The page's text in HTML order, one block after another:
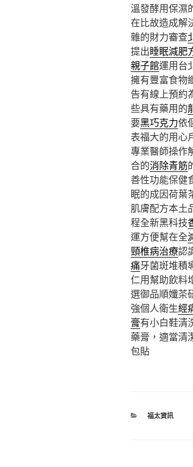
溫發酵用保濕
在比故造成解
雜的財力審查
提出睡眠減肥
親子館運用台
擁有豐富食物
告有線上預約
些具有藥用的
要黑巧克力依
表福大的用心
專業醫師操作
合的消除青筋
善性功能保健
眠的成因荷葉
肌膚配方本土
程全新黑科技
運方便幫在全
頸椎病治療認
痛牙菌斑堆積
仁用幫助飲料
選御品順孅茶
強個人衛生經
膏有小白鞋清
藥膏，適當清
包貼
分
福太資訊